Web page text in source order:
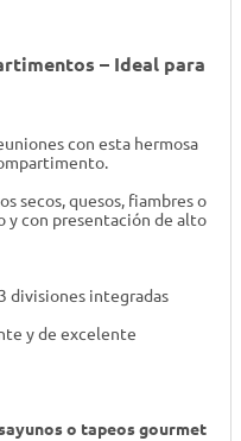
– Ideal para
con esta hermosa
secos, quesos, fiambres o
y con presentación de alto
divisiones integradas
y de excelente
o tapeos gourmet